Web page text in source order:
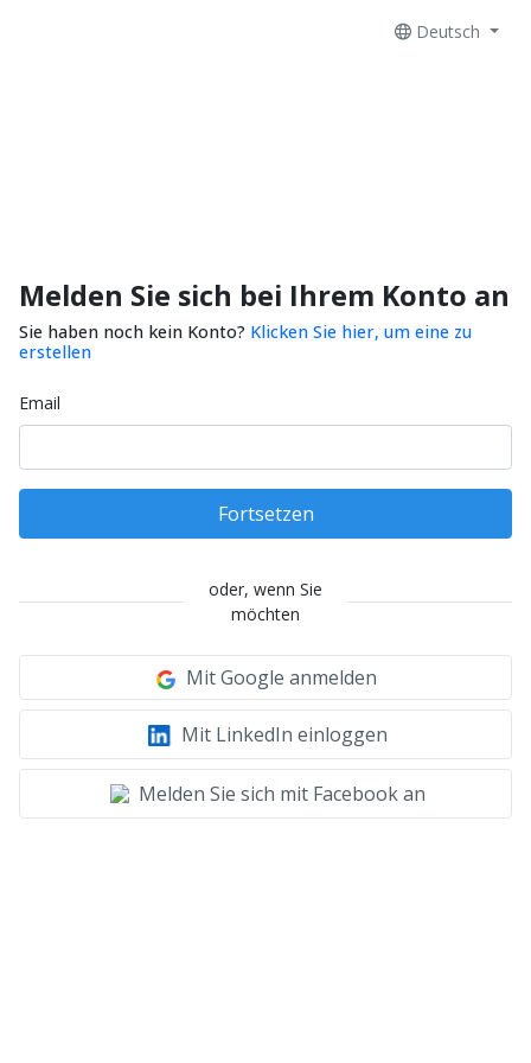
Deutsch
Melden Sie sich bei Ihrem Konto an
Sie haben noch kein Konto? Klicken Sie hier, um eine zu
erstellen
Email
Fortsetzen
oder, wenn Sie
möchten
Mit Google anmelden
Mit LinkedIn einloggen
Melden Sie sich mit Facebook an